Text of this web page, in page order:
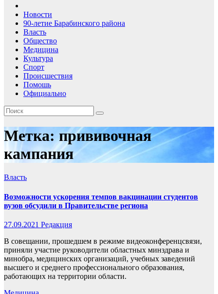
Новости
90-летие Барабинского района
Власть
Общество
Медицина
Культура
Спорт
Происшествия
Помошь
Официально
Метка:прививочная
кампания
Власть
Возможности ускорения темпов вакцинации студентов
вузов обсудили в Правительстве региона
27.09.2021 Редакция
В совещании, прошедшем в режиме видеоконференцсвязи,
приняли участие руководители областных минздрава и
минобра, медицинских организаций, учебных заведений
высшего и среднего профессионального образования,
работающих на территории области.